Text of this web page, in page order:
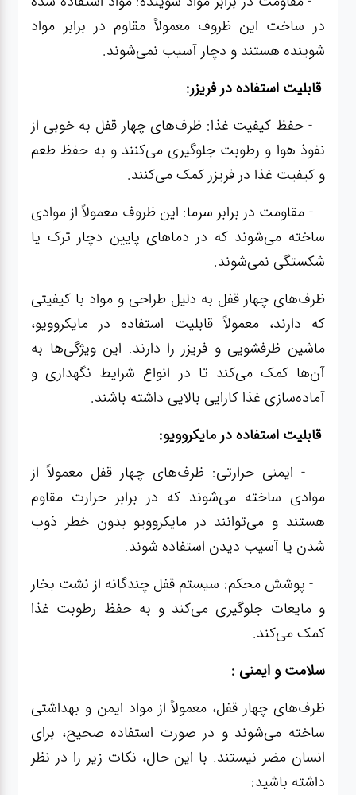
در ساخت این ظروف معمولاً مقاوم در برابر مواد
شوینده هستند و دچار آسیب نمی‌شوند.
قابلیت استفاده در فریزر:
- حفظ کیفیت غذا: ظرف‌های چهار قفل به خوبی از
نفوذ هوا و رطوبت جلوگیری می‌کنند و به حفظ طعم
و کیفیت غذا در فریزر کمک می‌کنند.
- مقاومت در برابر سرما: این ظروف معمولاً از موادی
ساخته می‌شوند که در دماهای پایین دچار ترک یا
شکستگی نمی‌شوند.
ظرف‌های چهار قفل به دلیل طراحی و مواد با کیفیتی
که دارند، معمولاً قابلیت استفاده در مایکروویو،
ماشین ظرفشویی و فریزر را دارند. این ویژگی‌ها به
آن‌ها کمک می‌کند تا در انواع شرایط نگهداری و
آماده‌سازی غذا کارایی بالایی داشته باشند.
قابلیت استفاده در مایکروویو:
- ایمنی حرارتی: ظرف‌های چهار قفل معمولاً از
موادی ساخته می‌شوند که در برابر حرارت مقاوم
هستند و می‌توانند در مایکروویو بدون خطر ذوب
شدن یا آسیب دیدن استفاده شوند.
- پوشش محکم: سیستم قفل چندگانه از نشت بخار
و مایعات جلوگیری می‌کند و به حفظ رطوبت غذا
کمک می‌کند.
سلامت و ایمنی :
ظرف‌های چهار قفل، معمولاً از مواد ایمن و بهداشتی
ساخته می‌شوند و در صورت استفاده صحیح، برای
انسان مضر نیستند. با این حال، نکات زیر را در نظر
داشته باشید: